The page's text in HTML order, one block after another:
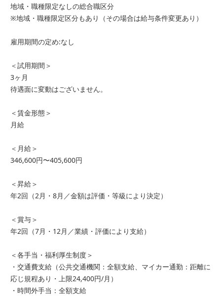
地域・職種限定なしの総合職区分
※地域・職種限定区分もあり（その場合は給与条件変更あり）
雇用期間の定め:なし
＜試用期間＞
3ヶ月
待遇面に変動はございません。
＜賃金形態＞
月給
＜月給＞
346,600円〜405,600円
＜昇給＞
年2回（2月・8月／金額は評価・等級により決定）
＜賞与＞
年2回（7月・12月／業績・評価により支給）
＜各手当・福利厚生制度＞
・交通費支給（公共交通機関：全額支給、マイカー通勤：距離に
応じ規程あり・上限24,400円/月）
・時間外手当：全額支給